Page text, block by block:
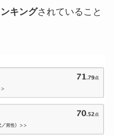
キングされていること